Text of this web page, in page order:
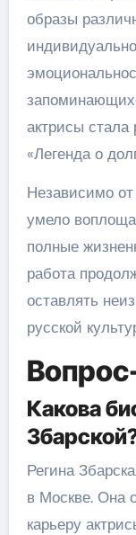
образы
актрисы
«Легенда о
Независимо
умело
полные
работа
оставлять
русской
Какова
Регина
в Москве. Она
карьеру